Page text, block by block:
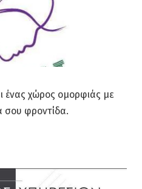
ένας χώρος ομορφιάς με
σου φροντίδα.